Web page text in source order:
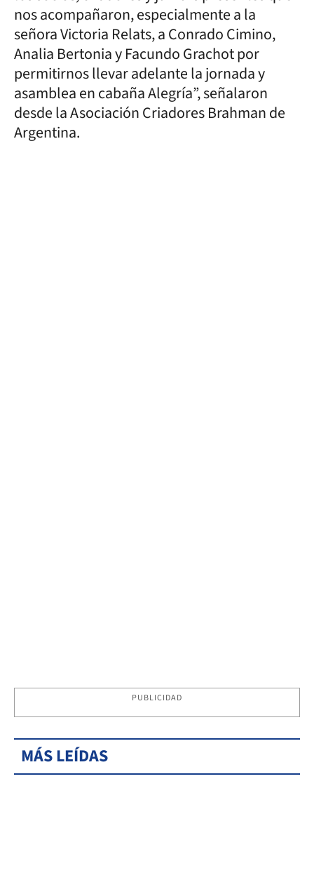
nos acompañaron, especialmente a la
señora Victoria Relats, a Conrado Cimino,
Analia Bertonia y Facundo Grachot por
permitirnos llevar adelante la jornada y
asamblea en cabaña Alegría”, señalaron
desde la Asociación Criadores Brahman de
Argentina.
PUBLICIDAD
MÁS LEÍDAS